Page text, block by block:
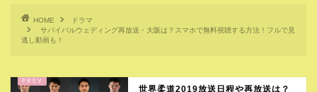
HOME
ドラマ
サバイバルウェディング再放送・大阪は？スマホで無料視聴する方法！フルで見
逃し動画も！
世界柔道2019放送日程や再放送は？